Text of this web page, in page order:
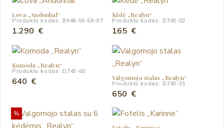
was:
970 €.
is:
799 €.
Lova „Andonhal“
Produkto kodas: B948-56-58-97
1.290 €
Kėdė „Realyn“
Produkto kodas: D743-02
165 €
Komoda „Realyn“
Produkto kodas: D743-60
640 € Valgomojo stalas „Realyn“
Produkto kodas: D743-35
650 €
%